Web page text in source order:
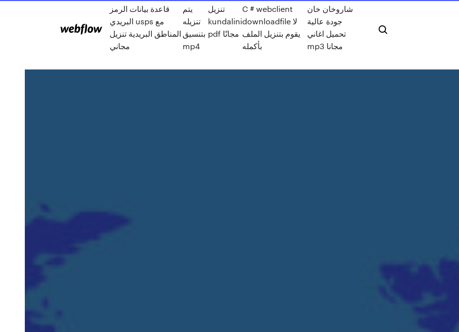
قاعدة بيانات الرمز
البريدي usps مع
المناطق البريدية تنزيل
مجاني
يتم
تنزيله
بتنسيق
mp4
تنزيل
kundalini
pdf مجانًا
C # webclient
downloadfile لا
يقوم بتنزيل الملف
بأكمله
شاروخان خان
جودة عالية
تحميل اغاني
mp3 مجانا